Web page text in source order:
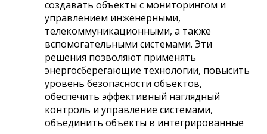
создавать объекты с мониторингом и
управлением инженерными,
телекоммуникационными, а также
вспомогательными системами. Эти
решения позволяют применять
энергосберегающие технологии, повысить
уровень безопасности объектов,
обеспечить эффективный наглядный
контроль и управление системами,
объединить объекты в интегрированные